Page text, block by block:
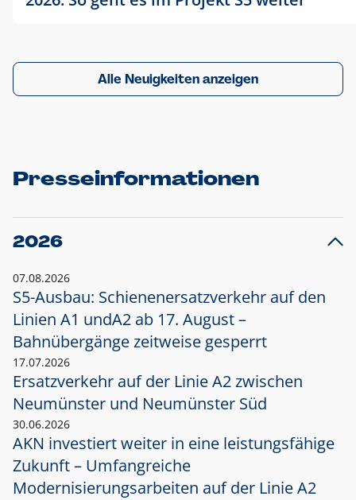
Alle Neuigkeiten anzeigen
Presseinformationen
2026
07.08.2026
S5-Ausbau: Schienenersatzverkehr auf den
Linien A1 undA2 ab 17. August –
Bahnübergänge zeitweise gesperrt
17.07.2026
Ersatzverkehr auf der Linie A2 zwischen
Neumünster und Neumünster Süd
30.06.2026
AKN investiert weiter in eine leistungsfähige
Zukunft – Umfangreiche
Modernisierungsarbeiten auf der Linie A2